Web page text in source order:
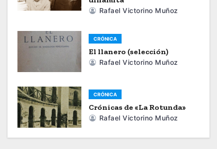
ó
d
e
e
n
Rafael Victorino Muñoz
CRÓNICA
El llanero (selección)
Rafael Victorino Muñoz
CRÓNICA
Crónicas de «La Rotunda»
Rafael Victorino Muñoz